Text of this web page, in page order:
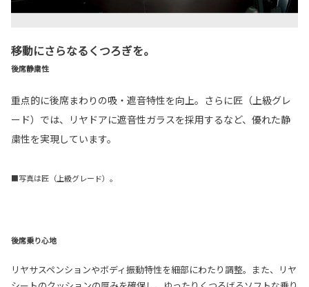
移動にさらなるくつろぎを。
後席静粛性
重点的に後席まわりの吸・遮音特性を向上。さらに匠（上級グレ
ード）では、リヤドアに遮音性ガラスを採用するなど、優れた静
粛性を実現しています。
■写真は匠（上級グレード）。
後席乗り心地
リヤサスペンションやボディ振動特性を細部にわたり調整。また、リヤ